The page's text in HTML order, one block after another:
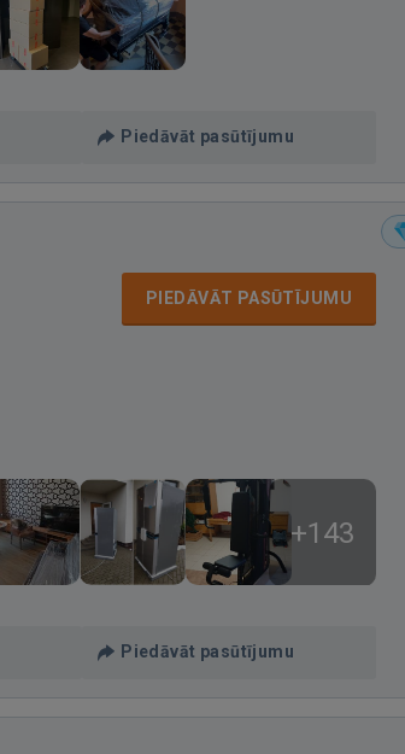
Piedāvāt pasūtījumu
PIEDĀVĀT PASŪTĪJUMU
+143
Piedāvāt pasūtījumu